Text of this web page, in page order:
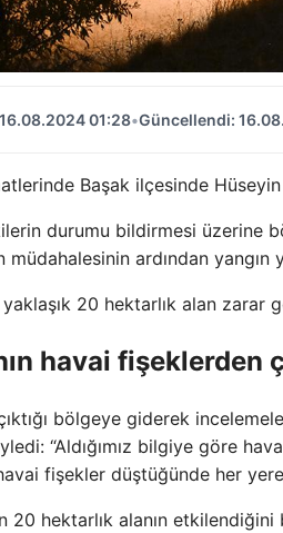
16.08.2024 01:28•Güncellendi:
Başak ilçesinde Hüseyin
durumu bildirmesi üzerine
müdahalesinin ardından yangın
yaklaşık 20 hektarlık alan zarar
havai fişeklerden
çıktığı bölgeye giderek
“Aldığımız bilgiye göre
fişekler düştüğünde her
20 hektarlık alanın